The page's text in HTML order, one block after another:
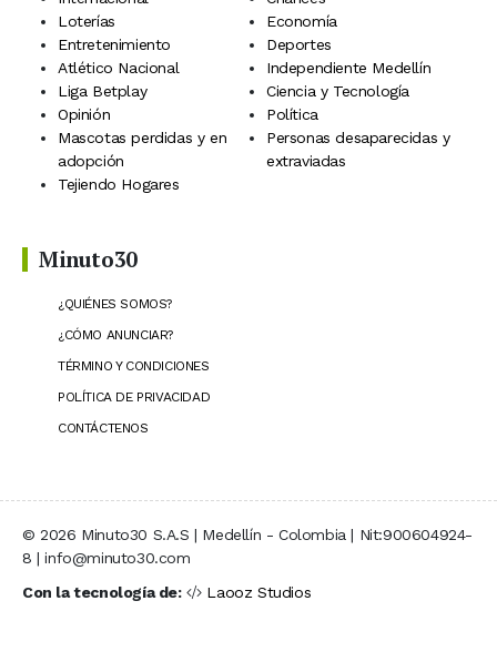
Loterías
Economía
Entretenimiento
Deportes
Atlético Nacional
Independiente Medellín
Liga Betplay
Ciencia y Tecnología
Opinión
Política
Mascotas perdidas y en
adopción
Personas desaparecidas y
extraviadas
Tejiendo Hogares
Minuto30
¿QUIÉNES SOMOS?
¿CÓMO ANUNCIAR?
TÉRMINO Y CONDICIONES
POLÍTICA DE PRIVACIDAD
CONTÁCTENOS
© 2026 Minuto30 S.A.S | Medellín - Colombia | Nit:900604924-
8 | info@minuto30.com
Con la tecnología de:
Laooz Studios